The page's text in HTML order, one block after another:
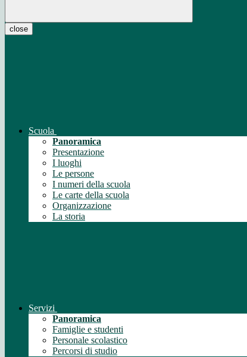
close
Scuola
Panoramica
Presentazione
I luoghi
Le persone
I numeri della scuola
Le carte della scuola
Organizzazione
La storia
Servizi
Panoramica
Famiglie e studenti
Personale scolastico
Percorsi di studio